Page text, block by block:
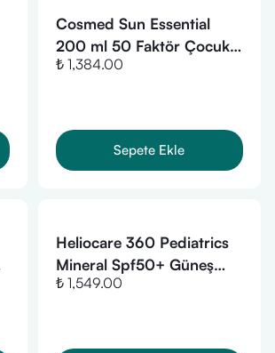
Cosmed Sun Essential
200 ml 50 Faktör Çocuk
Güneş Spreyi
₺ 1,384.00
Sepete Ekle
Heliocare 360 Pediatrics
Mineral Spf50+ Güneş
Koruyucu 50 ml
₺ 1,549.00